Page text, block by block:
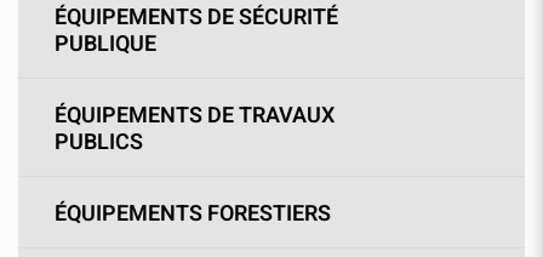
ÉQUIPEMENTS DE SÉCURITÉ
PUBLIQUE
ÉQUIPEMENTS DE TRAVAUX
PUBLICS
ÉQUIPEMENTS FORESTIERS